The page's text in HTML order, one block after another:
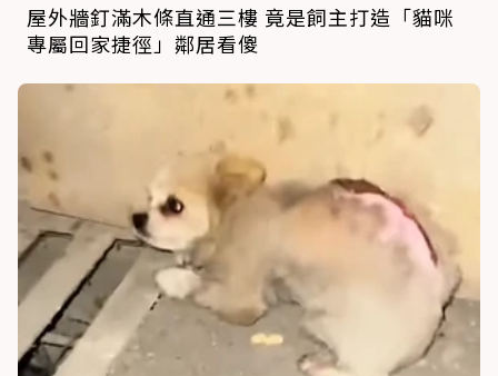
屋外牆釘滿木條直通三樓 竟是飼主打造「貓咪
專屬回家捷徑」鄰居看傻